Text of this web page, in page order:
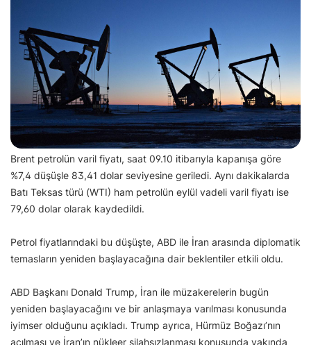
Brent petrolün varil fiyatı, saat 09.10 itibarıyla kapanışa göre
%7,4 düşüşle 83,41 dolar seviyesine geriledi. Aynı dakikalarda
Batı Teksas türü (WTI) ham petrolün eylül vadeli varil fiyatı ise
79,60 dolar olarak kaydedildi.
Petrol fiyatlarındaki bu düşüşte, ABD ile İran arasında diplomatik
temasların yeniden başlayacağına dair beklentiler etkili oldu.
ABD Başkanı Donald Trump, İran ile müzakerelerin bugün
yeniden başlayacağını ve bir anlaşmaya varılması konusunda
iyimser olduğunu açıkladı. Trump ayrıca, Hürmüz Boğazı’nın
açılması ve İran’ın nükleer silahsızlanması konusunda yakında